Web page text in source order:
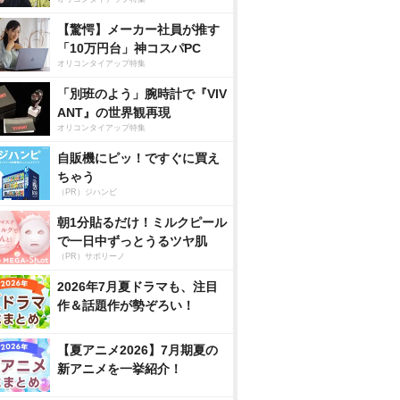
【驚愕】メーカー社員が推す
「10万円台」神コスパPC
オリコンタイアップ特集
「別班のよう」腕時計で『VIV
ANT』の世界観再現
オリコンタイアップ特集
自販機にピッ！ですぐに買え
ちゃう
（PR）ジハンピ
朝1分貼るだけ！ミルクピール
で一日中ずっとうるツヤ肌
（PR）サボリーノ
2026年7月夏ドラマも、注目
作＆話題作が勢ぞろい！
【夏アニメ2026】7月期夏の
新アニメを一挙紹介！